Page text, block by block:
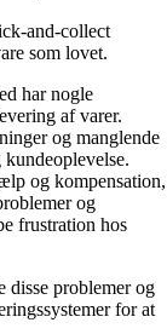
and-collect
som lovet.
har nogle
af varer.
og manglende
og kompensation,
og
frustration hos
disse problemer og
for at